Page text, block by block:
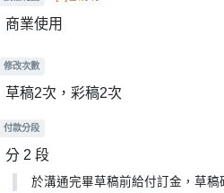
商業使用
修改次數
草稿2次，彩稿2次
付款分段
分 2 段
於溝通完畢草稿前給付訂金，草稿